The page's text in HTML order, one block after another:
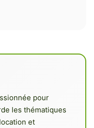
pour
les thématiques
et